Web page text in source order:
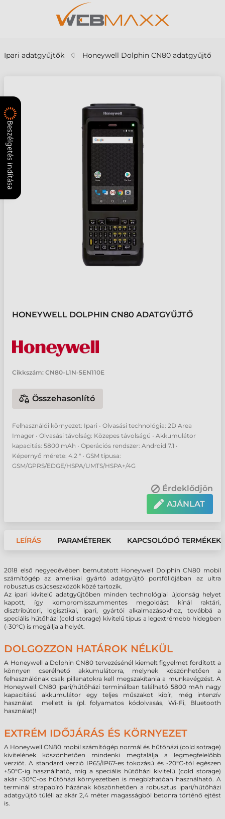
Ipari adatgyűjtők Honeywell Dolphin CN80 adatgyűjtő
HONEYWELL DOLPHIN CN80 ADATGYŰJTŐ
Cikkszám: CN80-L1N-5EN110E
Összehasonlító
Felhasználói környezet: Ipari • Olvasási technológia: 2D Area
Imager • Olvasási távolság: Közepes távolságú • Akkumulátor
kapacitás: 5800 mAh • Operációs rendszer: Android 7.1 •
Képernyő mérete: 4.2 " • GSM típusa:
GSM/GPRS/EDGE/HSPA/UMTS/HSPA+/4G
Érdeklődjön
AJÁNLAT
LEÍRÁS PARAMÉTEREK KAPCSOLÓDÓ TERMÉKEK
2018 első negyedévében bemutatott Honeywell Dolphin CN80 mobil
számítógép az amerikai gyártó adatgyűjtő portfóliójában az ultra
robusztus csúcseszközök közé tartozik.
Az ipari kivitelű adatgyűjtőben minden technológiai újdonság helyet
kapott, így kompromisszummentes megoldást kínál raktári,
disztribútori, logisztikai, ipari, gyártói alkalmazásokhoz, továbbá a
speciális hűtőházi (cold storage) kivitelű típus a legextrémebb hidegben
(-30°C) is megállja a helyét.
DOLGOZZON HATÁROK NÉLKÜL
A Honeywell a Dolphin CN80 tervezésénél kiemelt figyelmet fordított a
könnyen cserélhető akkumulátorra, melynek köszönhetően a
felhasználónak csak pillanatokra kell megszakítania a munkavégzést. A
Honeywell CN80 ipari/hűtőházi terminálban található 5800 mAh nagy
kapacitású akkumulátor egy teljes műszakot kibír, még intenzív
használat mellett is (pl. folyamatos kódolvasás, Wi-Fi, Bluetooth
használat)!
EXTRÉM IDŐJÁRÁS ÉS KÖRNYEZET
A Honeywell CN80 mobil számítógép normál és hűtőházi (cold sotrage)
kivitelének köszönhetően mindenki megtalálja a legmegfelelőbb
verziót. A standard verzió IP65/IP67-es tokozású és -20°C-tól egészen
+50°C-ig használható, míg a speciális hűtőházi kivitelű (cold storage)
akár -30°C-os hűtőházi környezetben is megbízhatóan használható. A
terminál strapabíró házának köszönhetően a robusztus ipari/hűtőházi
adatgyűjtő túléli az akár 2,4 méter magasságból betonra történő ejtést
is.
Beszélgetés indítása